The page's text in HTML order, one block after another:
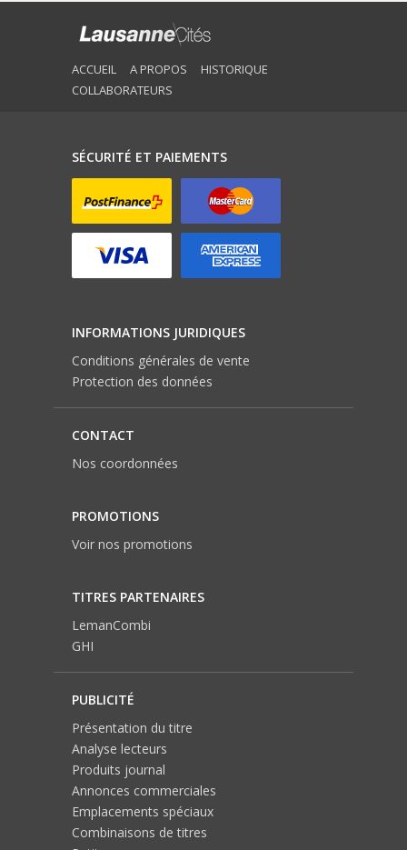
ACCUEIL A PROPOS
HISTORIQUE
COLLABORATEURS
SÉCURITÉ ET PAIEMENTS
INFORMATIONS JURIDIQUES
Conditions générales de vente
Protection des données
CONTACT
Nos coordonnées
PROMOTIONS
Voir nos promotions
TITRES PARTENAIRES
LemanCombi
GHI
PUBLICITÉ
Présentation du titre
Analyse lecteurs
Produits journal
Annonces commerciales
Emplacements spéciaux
Combinaisons de titres